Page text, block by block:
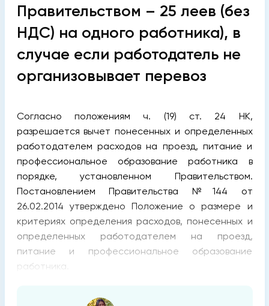
Правительством – 25 леев (без
НДС) на одного работника), в
случае если работодатель не
организовывает перевоз
Согласно положениям ч. (19) ст. 24 НК,
разрешается вычет понесенных и определенных
работодателем расходов на проезд, питание и
профессиональное образование работника в
порядке, установленном Правительством.
Постановлением Правительства №144 от
26.02.2014 утверждено Положение о размере и
критериях определения расходов, понесенных и
определенных работодателем на проезд,
питание и профессиональное образование
работника.